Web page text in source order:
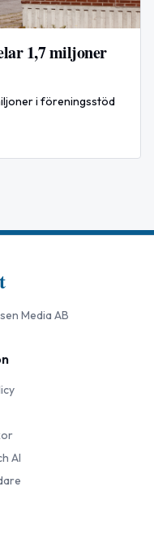
1,7 miljoner
i föreningsstöd
Media AB
AI